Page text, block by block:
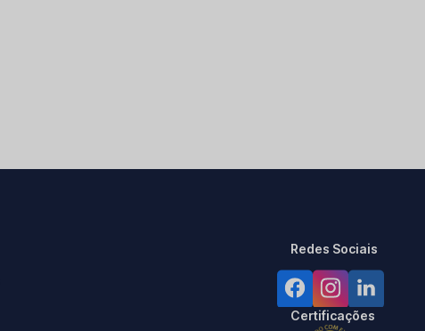
Redes Sociais
Certificações